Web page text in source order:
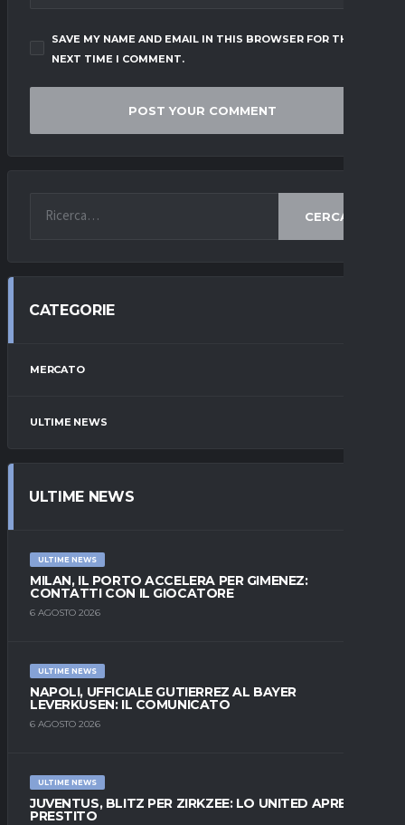
SAVE MY NAME AND EMAIL IN THIS BROWSER FOR THE
NEXT TIME I COMMENT.
CERCA
CATEGORIE
MERCATO
ULTIME NEWS
ULTIME NEWS
ULTIME NEWS
MILAN, IL PORTO ACCELERA PER GIMENEZ:
CONTATTI CON IL GIOCATORE
6 AGOSTO 2026
ULTIME NEWS
NAPOLI, UFFICIALE GUTIERREZ AL BAYER
LEVERKUSEN: IL COMUNICATO
6 AGOSTO 2026
ULTIME NEWS
JUVENTUS, BLITZ PER ZIRKZEE: LO UNITED APRE AL
PRESTITO